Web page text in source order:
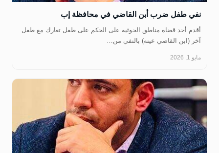
نفي طفل ضرب أبن القاضي في محافظة إب
‏أقدم أحد قضاة مناطق الحوثية على الحكم على طفل تعارك مع طفل
آخر (ابن القاضي عينه) بالنفي من…
مايو 1, 2026